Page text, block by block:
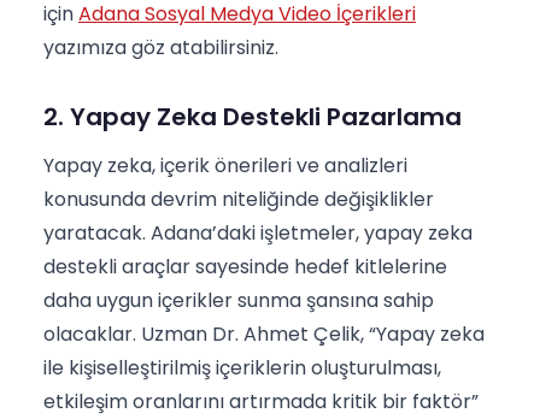
içinAdana Sosyal Medya Video İçerikleri
yazımıza göz atabilirsiniz.
2. Yapay Zeka Destekli Pazarlama
Yapay zeka, içerik önerileri ve analizleri
konusunda devrim niteliğinde değişiklikler
yaratacak. Adana’daki işletmeler, yapay zeka
destekli araçlar sayesinde hedef kitlelerine
daha uygun içerikler sunma şansına sahip
olacaklar. Uzman Dr. Ahmet Çelik, “Yapay zeka
ile kişiselleştirilmiş içeriklerin oluşturulması,
etkileşim oranlarını artırmada kritik bir faktör”